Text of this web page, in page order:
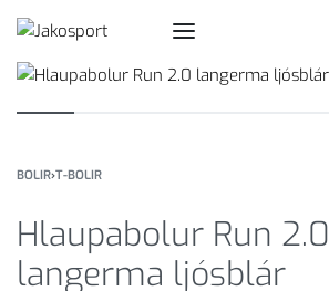
BOLIR›T-BOLIR
Hlaupabolur Run 2.0
langerma ljósblár